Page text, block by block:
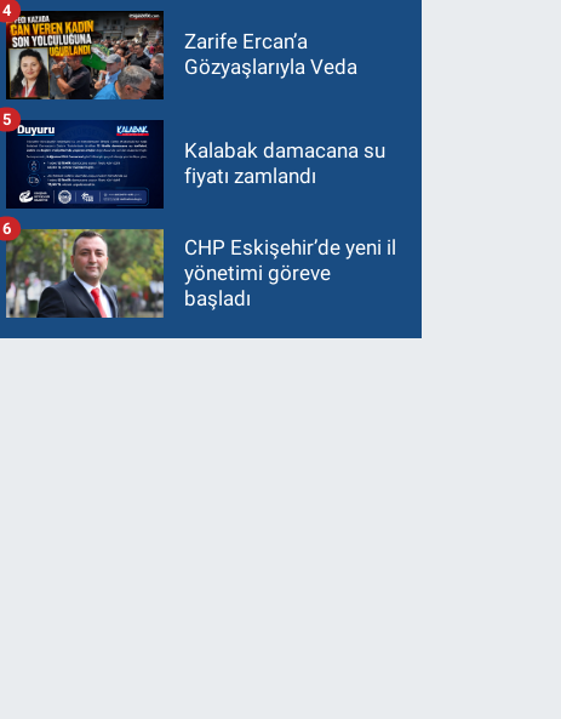
Zarife Ercan’a
Gözyaşlarıyla Veda
4
Kalabak damacana su
fiyatı zamlandı
5
CHP Eskişehir’de yeni il
yönetimi göreve
başladı
6